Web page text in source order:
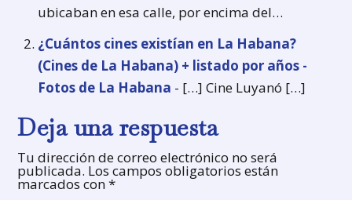
ubicaban en esa calle, por encima del…
¿Cuántos cines existían en La Habana?
(Cines de La Habana) + listado por años -
Fotos de La Habana - […] Cine Luyanó […]
Deja una respuesta
Tu dirección de correo electrónico no será
publicada. Los campos obligatorios están
marcados con*